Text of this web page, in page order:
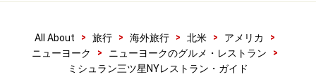
All About > 旅行 > 海外旅行 > 北米 > アメリカ
>
ニューヨーク
> ニューヨークのグルメ・レストラン
>
ミシュラン三ツ星NYレストラン・ガイド